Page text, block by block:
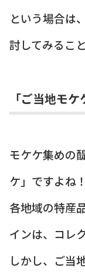
という場合は
討してみるこ
「ご当地モ
モケケ集めの
ケ」ですよね！
各地域の特産
インは、コレ
しかし、ご当